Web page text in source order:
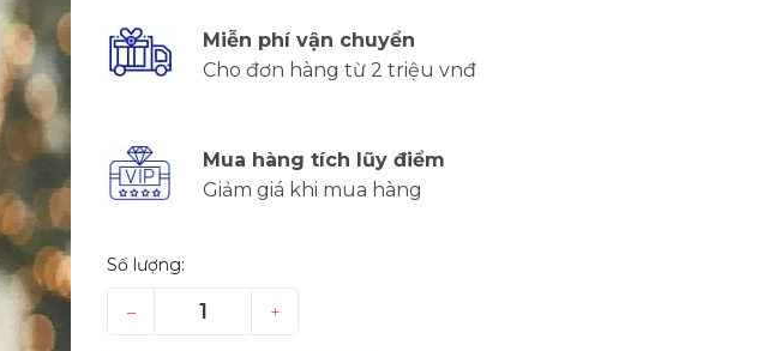
Miễn phí vận chuyển
Cho đơn hàng từ 2 triệu vnđ
Mua hàng tích lũy điểm
Giảm giá khi mua hàng
Số lượng:
– +